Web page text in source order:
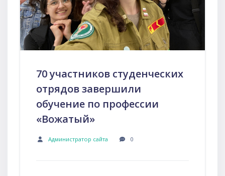
70 участников студенческих
отрядов завершили
обучение по профессии
«Вожатый»
Администратор сайта 0